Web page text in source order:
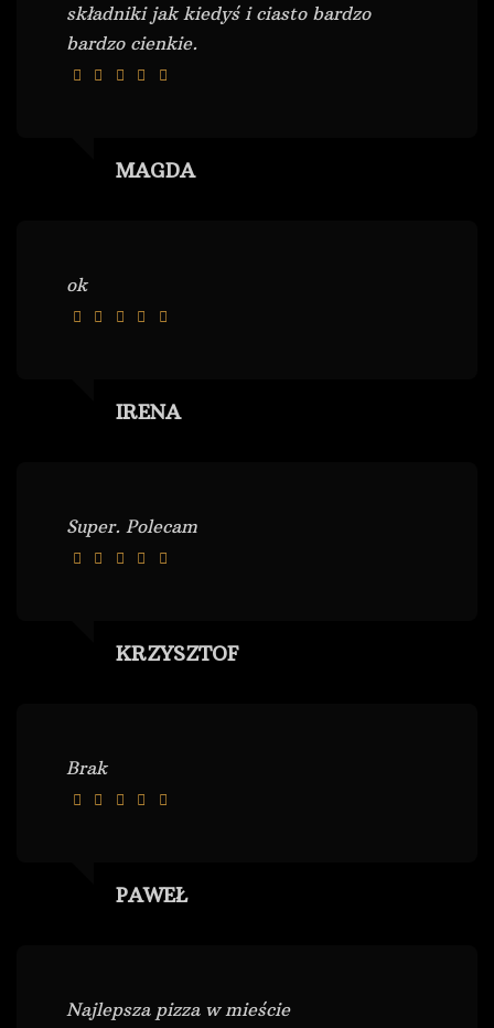
składniki jak kiedyś i ciasto bardzo
bardzo cienkie.
MAGDA
ok
IRENA
Super. Polecam
KRZYSZTOF
Brak
PAWEŁ
Najlepsza pizza w mieście